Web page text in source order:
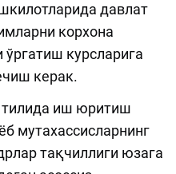
давлат
корхона
курсларига
керак.
иш юритиш
мутахассисларнинг
тақчиллиги юзага